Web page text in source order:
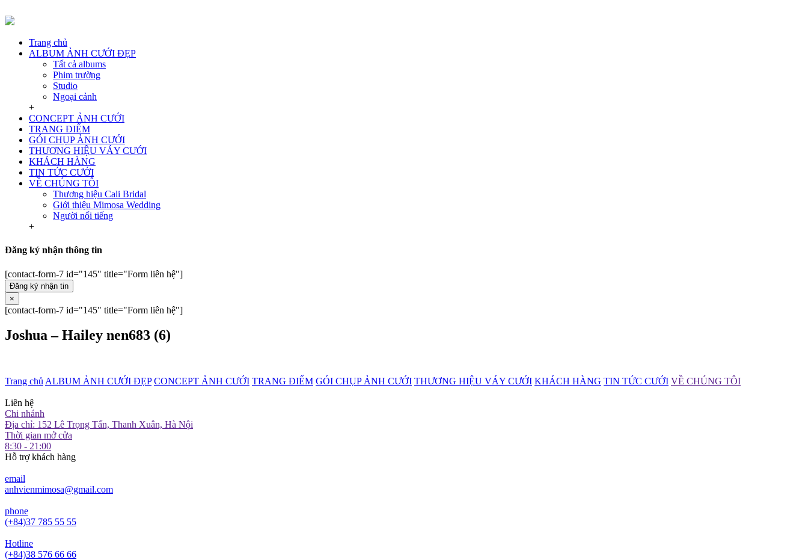
Trang chủ
ALBUM ẢNH CƯỚI ĐẸP
Tất cả albums
Phim trường
Studio
Ngoại cảnh
+
CONCEPT ẢNH CƯỚI
TRANG ĐIỂM
GÓI CHỤP ẢNH CƯỚI
THƯƠNG HIỆU VÁY CƯỚI
KHÁCH HÀNG
TIN TỨC CƯỚI
VỀ CHÚNG TÔI
Thương hiệu Cali Bridal
Giới thiệu Mimosa Wedding
Người nổi tiếng
+
Đăng ký nhận thông tin
[contact-form-7 id="145" title="Form liên hệ"]
Đăng ký nhận tin
×
[contact-form-7 id="145" title="Form liên hệ"]
Joshua – Hailey nen683 (6)
Trang chủ ALBUM ẢNH CƯỚI ĐẸP CONCEPT ẢNH CƯỚI TRANG ĐIỂM GÓI CHỤP ẢNH CƯỚI THƯƠNG HIỆU VÁY CƯỚI KHÁCH HÀNG TIN TỨC CƯỚI VỀ CHÚNG TÔI
Liên hệ
Chi nhánh
Địa chỉ: 152 Lê Trọng Tấn, Thanh Xuân, Hà Nội
Thời gian mở cửa
8:30 - 21:00
Hỗ trợ khách hàng
email
anhvienmimosa@gmail.com
phone
(+84)37 785 55 55
Hotline
(+84)38 576 66 66